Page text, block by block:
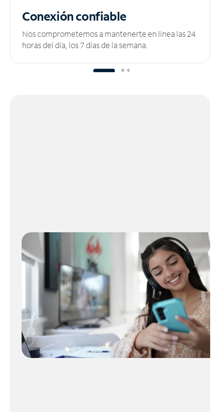
Conexión confiable
Nos comprometemos a mantenerte en línea las 24
horas del día, los 7 días de la semana.